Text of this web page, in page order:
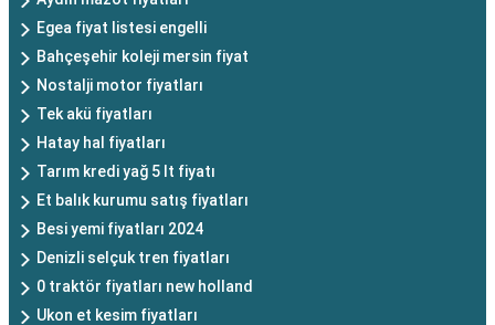
Egea fiyat listesi engelli
Bahçeşehir koleji mersin fiyat
Nostalji motor fiyatları
Tek akü fiyatları
Hatay hal fiyatları
Tarım kredi yağ 5 lt fiyatı
Et balık kurumu satış fiyatları
Besi yemi fiyatları 2024
Denizli selçuk tren fiyatları
0 traktör fiyatları new holland
Ukon et kesim fiyatları